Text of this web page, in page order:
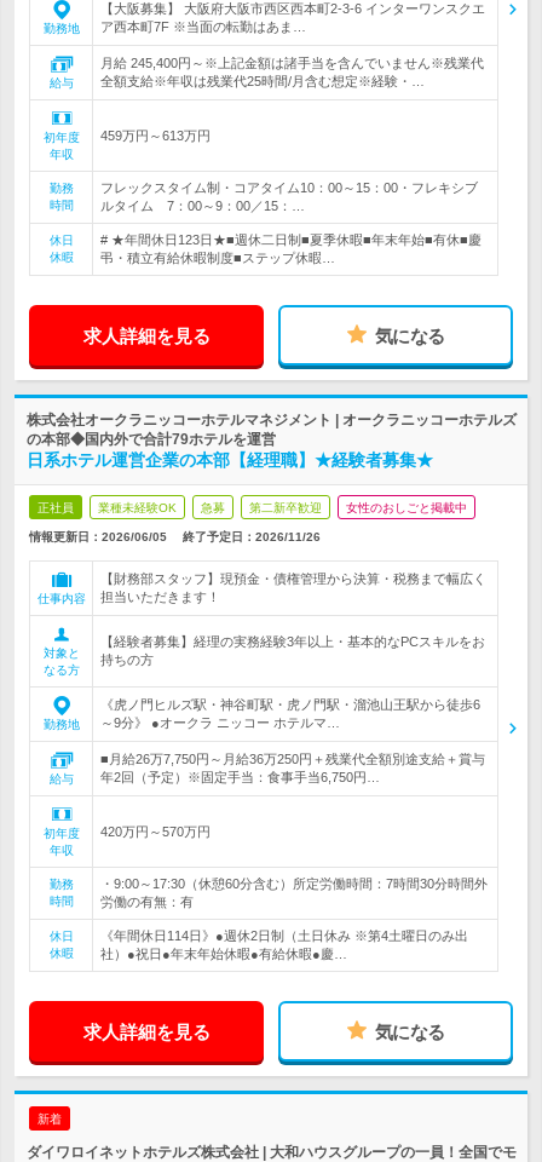
勤務地
【大阪募集】 大阪府大阪市西区西本町2-3-6 インターワンスクエ
ア西本町7F ※当面の転勤はあま…
給与
月給 245,400円～※上記金額は諸手当を含んでいません※残業代
全額支給※年収は残業代25時間/月含む想定※経験・…
初年度
年収
459万円～613万円
勤務
時間
フレックスタイム制・コアタイム10：00～15：00・フレキシブ
ルタイム 7：00～9：00／15：…
休日
休暇
# ★年間休日123日★■週休二日制■夏季休暇■年末年始■有休■慶
弔・積立有給休暇制度■ステップ休暇…
求人詳細を見る 気になる
株式会社オークラニッコーホテルマネジメント | オークラニッコーホテルズ
の本部◆国内外で合計79ホテルを運営
日系ホテル運営企業の本部【経理職】★経験者募集★
正社員 業種未経験OK 急募 第二新卒歓迎 女性のおしごと掲載中
情報更新日：2026/06/05 終了予定日： 2026/11/26
仕事内容
【財務部スタッフ】現預金・債権管理から決算・税務まで幅広く
担当いただきます！
対象と
なる方
【経験者募集】経理の実務経験3年以上・基本的なPCスキルをお
持ちの方
勤務地
《虎ノ門ヒルズ駅・神谷町駅・虎ノ門駅・溜池山王駅から徒歩6
～9分》 ●オークラ ニッコー ホテルマ…
給与
■月給26万7,750円～月給36万250円＋残業代全額別途支給＋賞与
年2回（予定）※固定手当：食事手当6,750円…
初年度
年収
420万円～570万円
勤務
時間
・9:00～17:30（休憩60分含む）所定労働時間：7時間30分時間外
労働の有無：有
休日
休暇
《年間休日114日》●週休2日制（土日休み ※第4土曜日のみ出
社）●祝日●年末年始休暇●有給休暇●慶…
求人詳細を見る 気になる
新着
ダイワロイネットホテルズ株式会社 | 大和ハウスグループの一員！全国でモ